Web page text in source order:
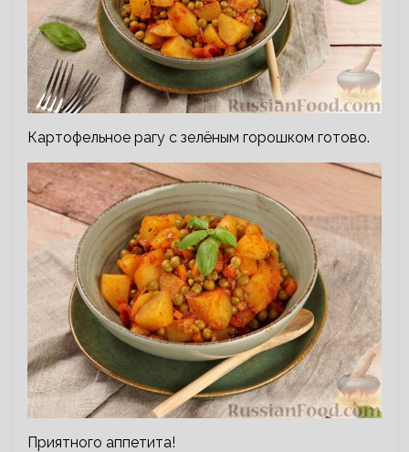
Картофельное рагу с зелёным горошком готово.
Приятного аппетита!